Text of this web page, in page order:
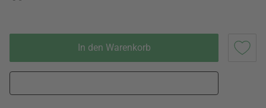
In den Warenkorb